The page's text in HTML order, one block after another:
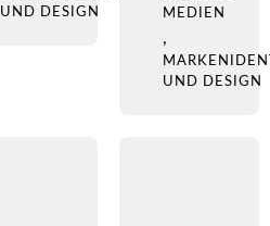
UND DESIGN
MEDIEN
,
UND DESIGN